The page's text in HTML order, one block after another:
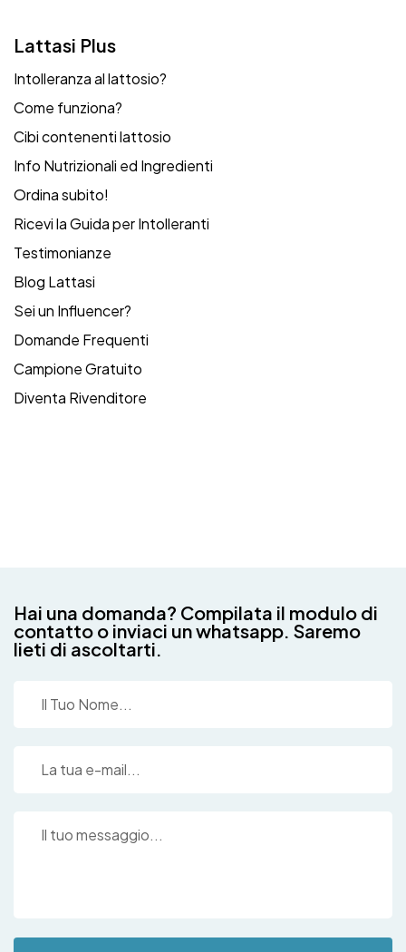
Lattasi Plus
Intolleranza al lattosio?
Come funziona?
Cibi contenenti lattosio
Info Nutrizionali ed Ingredienti
Ordina subito!
Ricevi la Guida per Intolleranti
Testimonianze
Blog Lattasi
Sei un Influencer?
Domande Frequenti
Campione Gratuito
Diventa Rivenditore
Hai una domanda? Compilata il modulo di
contatto o inviaci un whatsapp. Saremo
lieti di ascoltarti.